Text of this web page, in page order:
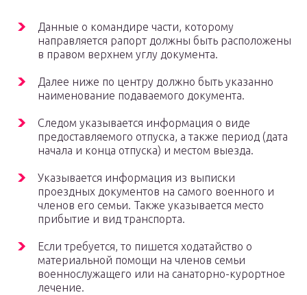
Данные о командире части, которому
направляется рапорт должны быть расположены
в правом верхнем углу документа.
Далее ниже по центру должно быть указанно
наименование подаваемого документа.
Следом указывается информация о виде
предоставляемого отпуска, а также период (дата
начала и конца отпуска) и местом выезда.
Указывается информация из выписки
проездных документов на самого военного и
членов его семьи. Также указывается место
прибытие и вид транспорта.
Если требуется, то пишется ходатайство о
материальной помощи на членов семьи
военнослужащего или на санаторно-курортное
лечение.